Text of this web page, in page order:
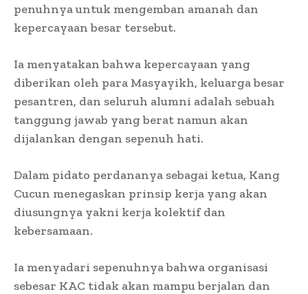
penuhnya untuk mengemban amanah dan
kepercayaan besar tersebut.
Ia menyatakan bahwa kepercayaan yang
diberikan oleh para Masyayikh, keluarga besar
pesantren, dan seluruh alumni adalah sebuah
tanggung jawab yang berat namun akan
dijalankan dengan sepenuh hati.
Dalam pidato perdananya sebagai ketua, Kang
Cucun menegaskan prinsip kerja yang akan
diusungnya yakni kerja kolektif dan
kebersamaan.
Ia menyadari sepenuhnya bahwa organisasi
sebesar KAC tidak akan mampu berjalan dan